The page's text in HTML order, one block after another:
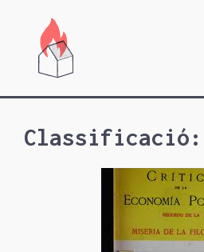
contingut
Classificació: